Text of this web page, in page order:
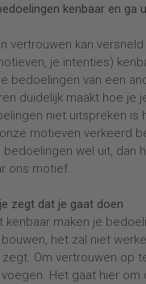
kenbaar en ga
vertrouwen kan
je intenties)
bedoelingen van een
duidelijk maakt hoe je
niet uitspreken is
motieven verkeerd
wel uit, dan
ons motief.
zegt dat je gaat doen
kenbaar maken je
het zal niet
zegt. Om vertrouwen op
Het gaat hier om